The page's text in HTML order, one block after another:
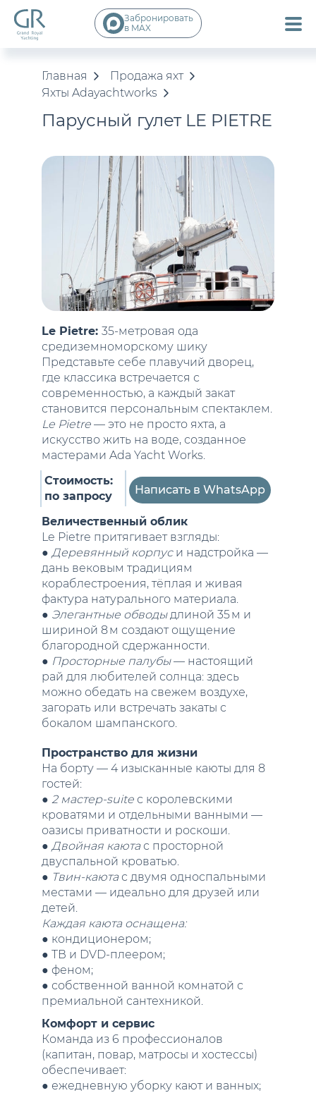
Забронировать
в MAX
Главная
Продажа яхт
Яхты Adayachtworks
Парусный гулет LE PIETRE
Le Pietre: 35-метровая ода
средиземноморскому шику
Представьте себе плавучий дворец,
где классика встречается с
современностью, а каждый закат
становится персональным спектаклем.
Le Pietre — это не просто яхта, а
искусство жить на воде, созданное
мастерами Ada Yacht Works.
Стоимость:
по запросу
Написать в WhatsApp
Величественный облик
Le Pietre притягивает взгляды:
● Деревянный корпуси надстройка —
дань вековым традициям
кораблестроения, тёплая и живая
фактура натурального материала.
● Элегантные обводыдлиной 35 м и
шириной 8 м создают ощущение
благородной сдержанности.
● Просторные палубы— настоящий
рай для любителей солнца: здесь
можно обедать на свежем воздухе,
загорать или встречать закаты с
бокалом шампанского.
Пространство для жизни
На борту — 4 изысканные каюты для 8
гостей:
● 2 мастер-suite с королевскими
кроватями и отдельными ванными —
оазисы приватности и роскоши.
● Двойная каютас просторной
двуспальной кроватью.
● Твин-каютас двумя односпальными
местами — идеально для друзей или
детей.
Каждая каюта оснащена:
● кондиционером;
● ТВ и DVD‑плеером;
● феном;
● собственной ванной комнатой с
премиальной сантехникой.
Комфорт и сервис
Команда из 6 профессионалов
(капитан, повар, матросы и хостессы)
обеспечивает:
● ежедневную уборку кают и ванных;